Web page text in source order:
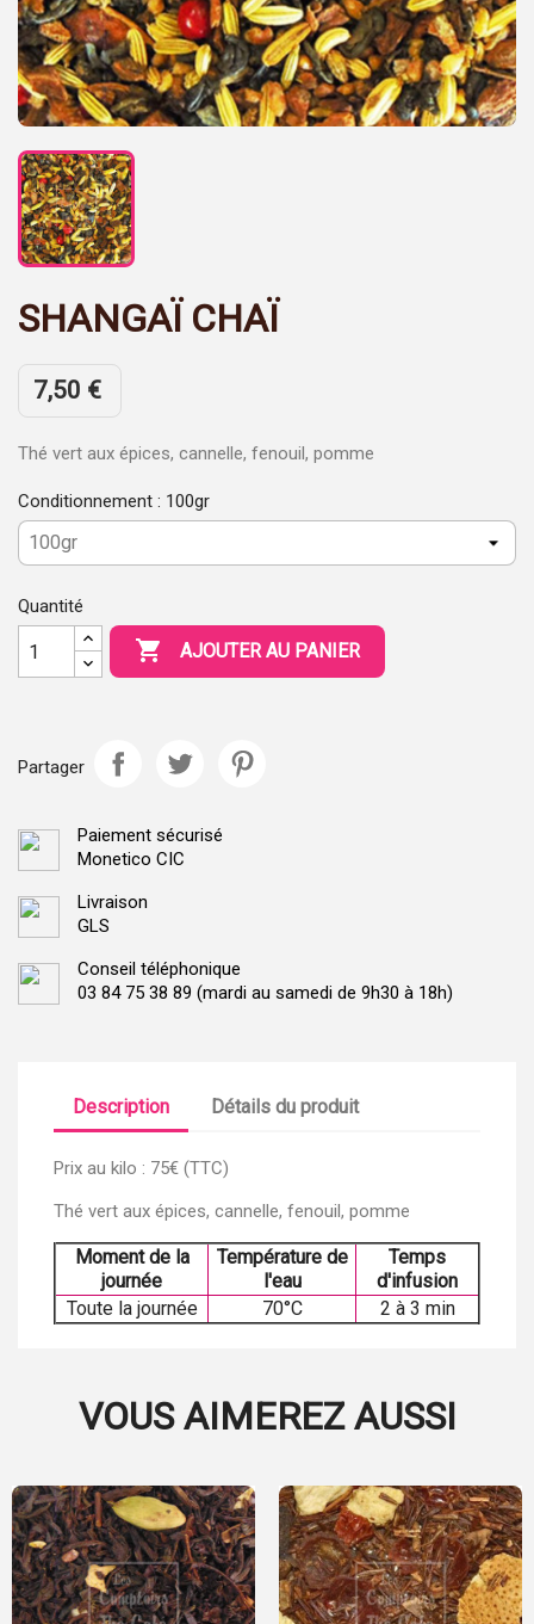
SHANGAÏ CHAÏ
7,50 €
Thé vert aux épices, cannelle, fenouil, pomme
Conditionnement : 100gr
Quantité
 AJOUTER AU PANIER
Partager
Paiement sécurisé
Monetico CIC
Livraison
GLS
Conseil téléphonique
03 84 75 38 89 (mardi au samedi de 9h30 à 18h)
Description Détails du produit
Prix au kilo : 75€ (TTC)
Thé vert aux épices, cannelle, fenouil, pomme
Moment de la
journée
Température de
l'eau
Temps
d'infusion
Toute la journée
70°C 2 à 3 min
VOUS AIMEREZ AUSSI